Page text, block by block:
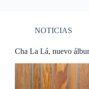
NOTICIAS
Cha La Lá, nuevo